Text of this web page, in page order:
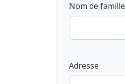
Nom de famille
Adresse